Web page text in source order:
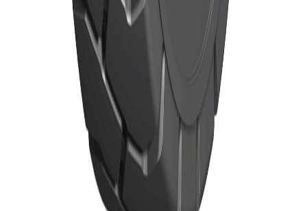
Pneus
Pneus TBR
Actualités
À propos
Localisation